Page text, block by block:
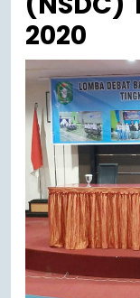
2020